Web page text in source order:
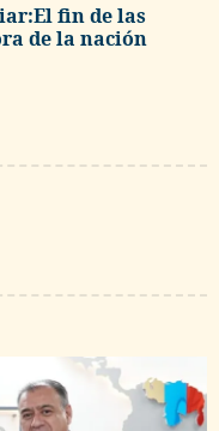
fin de las
de la nación